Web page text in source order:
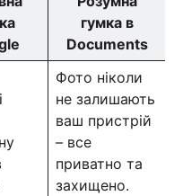
гумка в
Documents
Фото ніколи
не залишають
ваш пристрій
– все
приватно та
захищено.